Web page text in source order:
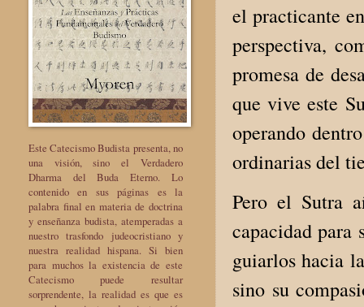
el practicante
perspectiva,
promesa de
que vive este
operando
ordinarias del
Pero el Sutra
capacidad para
guiarlos hacia
sino su
Este Catecismo Budista presenta, no
una visión, sino el Verdadero
Dharma del Buda Eterno. Lo
contenido en sus páginas es la
palabra final en materia de doctrina
y enseñanza budista, atemperadas a
nuestro trasfondo judeocristiano y
nuestra realidad hispana. Si bien
para muchos la existencia de este
Catecismo puede resultar
sorprendente, la realidad es que es